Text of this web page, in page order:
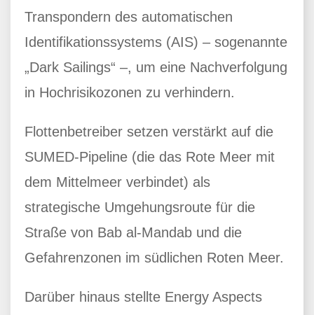
Transpondern des automatischen
Identifikationssystems (AIS) – sogenannte
„Dark Sailings“ –, um eine Nachverfolgung
in Hochrisikozonen zu verhindern.
Flottenbetreiber setzen verstärkt auf die
SUMED-Pipeline (die das Rote Meer mit
dem Mittelmeer verbindet) als
strategische Umgehungsroute für die
Straße von Bab al-Mandab und die
Gefahrenzonen im südlichen Roten Meer.
Darüber hinaus stellte Energy Aspects